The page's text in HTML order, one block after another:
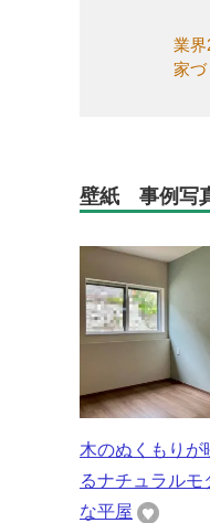
業
家づ
壁紙 事例写
木のぬくもりが
るナチュラルモ
な平屋